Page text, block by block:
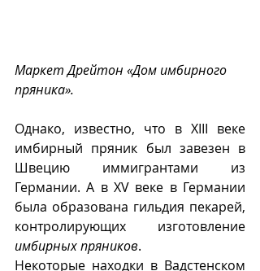
Маркет Дрейтон «Дом имбирного
пряника».
Однако, известно, что в XIII веке
имбирный пряник был завезен в
Швецию иммигрантами из
Германии. А в XV веке в Германии
была образована гильдия пекарей,
имбирных пряников.
Некоторые находки в Вадстенском